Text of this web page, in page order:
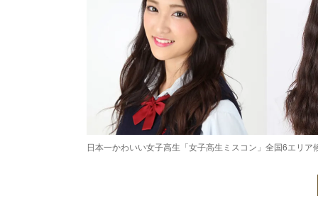
日本一かわいい女子高生「女子高生ミスコン」全国6エリア